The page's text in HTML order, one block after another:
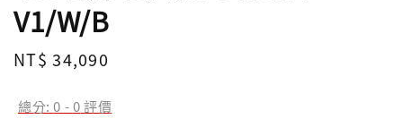
V1/W/B
Regular
NT$ 34,090
總分:0 -0評價